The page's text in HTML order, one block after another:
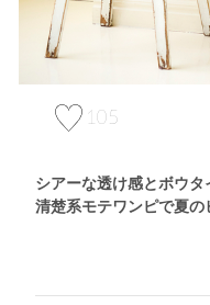
105
シアーな透け感とボウタ
清楚系モテワンピで夏